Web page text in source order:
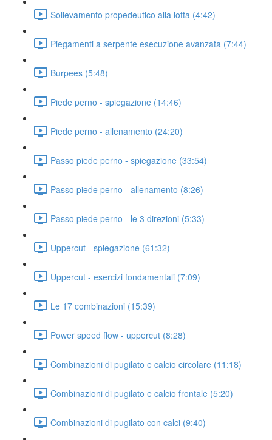
Sollevamento propedeutico alla lotta (4:42)
Piegamenti a serpente esecuzione avanzata (7:44)
Burpees (5:48)
Piede perno - spiegazione (14:46)
Piede perno - allenamento (24:20)
Passo piede perno - spiegazione (33:54)
Passo piede perno - allenamento (8:26)
Passo piede perno - le 3 direzioni (5:33)
Uppercut - spiegazione (61:32)
Uppercut - esercizi fondamentali (7:09)
Le 17 combinazioni (15:39)
Power speed flow - uppercut (8:28)
Combinazioni di pugilato e calcio circolare (11:18)
Combinazioni di pugilato e calcio frontale (5:20)
Combinazioni di pugilato con calci (9:40)